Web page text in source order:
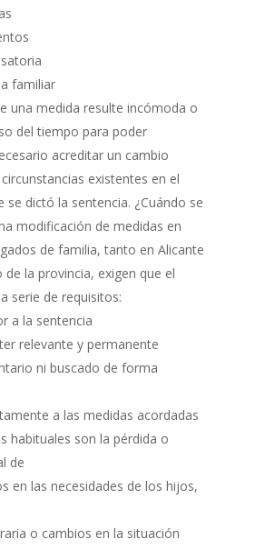
familiar
una medida resulte incómoda o
del tiempo para poder
acreditar un cambio
existentes en el
dictó la sentencia. ¿Cuándo se
modificación de medidas en
de familia, tanto en Alicante
la provincia, exigen que el
serie de requisitos:
a la sentencia
relevante y permanente
ni buscado de forma
a las medidas acordadas
habituales son la pérdida o
de
en las necesidades de los hijos,
o cambios en la situación